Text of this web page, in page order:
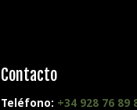
Contacto
Teléfono: +34 928 76 89